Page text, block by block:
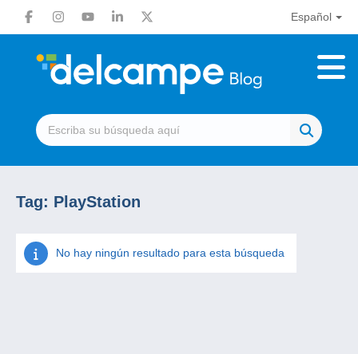
Español
Tag: PlayStation
No hay ningún resultado para esta búsqueda